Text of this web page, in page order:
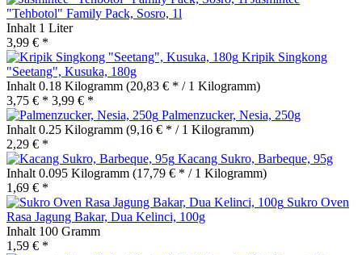
"Tehbotol" Family Pack, Sosro, 1l
Inhalt 1 Liter
3,99 € *
Kripik Singkong
"Seetang", Kusuka, 180g
Inhalt 0.18 Kilogramm (20,83 € * / 1 Kilogramm)
3,75 € * 3,99 € *
Palmenzucker, Nesia, 250g
Inhalt 0.25 Kilogramm (9,16 € * / 1 Kilogramm)
2,29 € *
Kacang Sukro, Barbeque, 95g
Inhalt 0.095 Kilogramm (17,79 € * / 1 Kilogramm)
1,69 € *
Sukro Oven
Rasa Jagung Bakar, Dua Kelinci, 100g
Inhalt 100 Gramm
1,59 € *